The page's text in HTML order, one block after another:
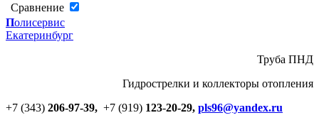
Cравнение
Полисервис
Екатеринбург
Труба ПНД
Гидрострелки и коллекторы отопления
+7 (343) 206-97-39, +7 (919) 123-20-29, pls96@yandex.ru